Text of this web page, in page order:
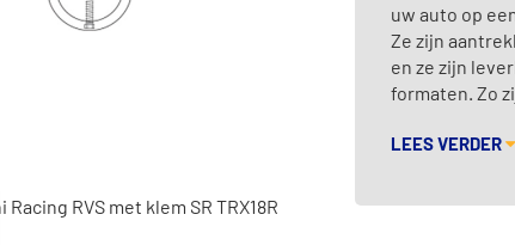
uw auto op
Ze zijn
en ze zijn
formaten. Zo
LEES VERDER